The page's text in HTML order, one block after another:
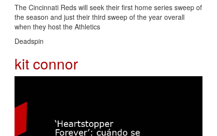
The Cincinnati Reds will seek their first home series sweep of
the season and just their third sweep of the year overall
when they host the Athletics
Deadspin
kit connor